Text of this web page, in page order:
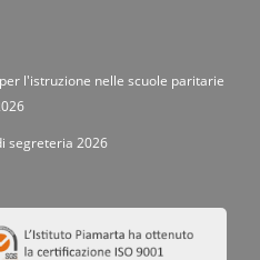
l'istruzione nelle scuole paritarie
segreteria 2026